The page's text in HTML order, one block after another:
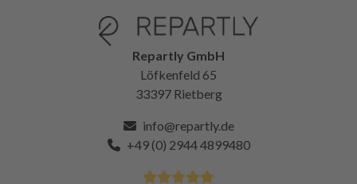
Repartly GmbH
Löfkenfeld 65
33397 Rietberg
info@repartly.de
+49 (0) 2944 4899480